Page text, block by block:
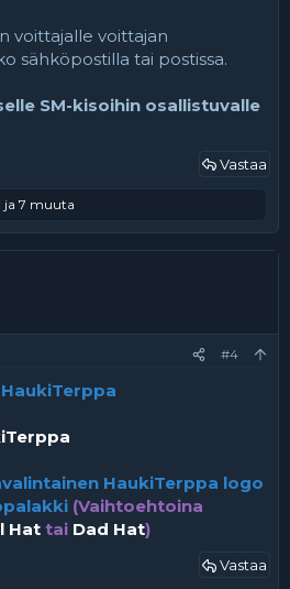
voittajalle voittajan
sähköpostilla tai postissa.
SM-kisoihin osallistuvalle
Vastaa
ja 7 muuta
#4
HaukiTerppa
HaukiTerppa logo
(Vaihtoehtoina
Hat tai Dad Hat)
Vastaa